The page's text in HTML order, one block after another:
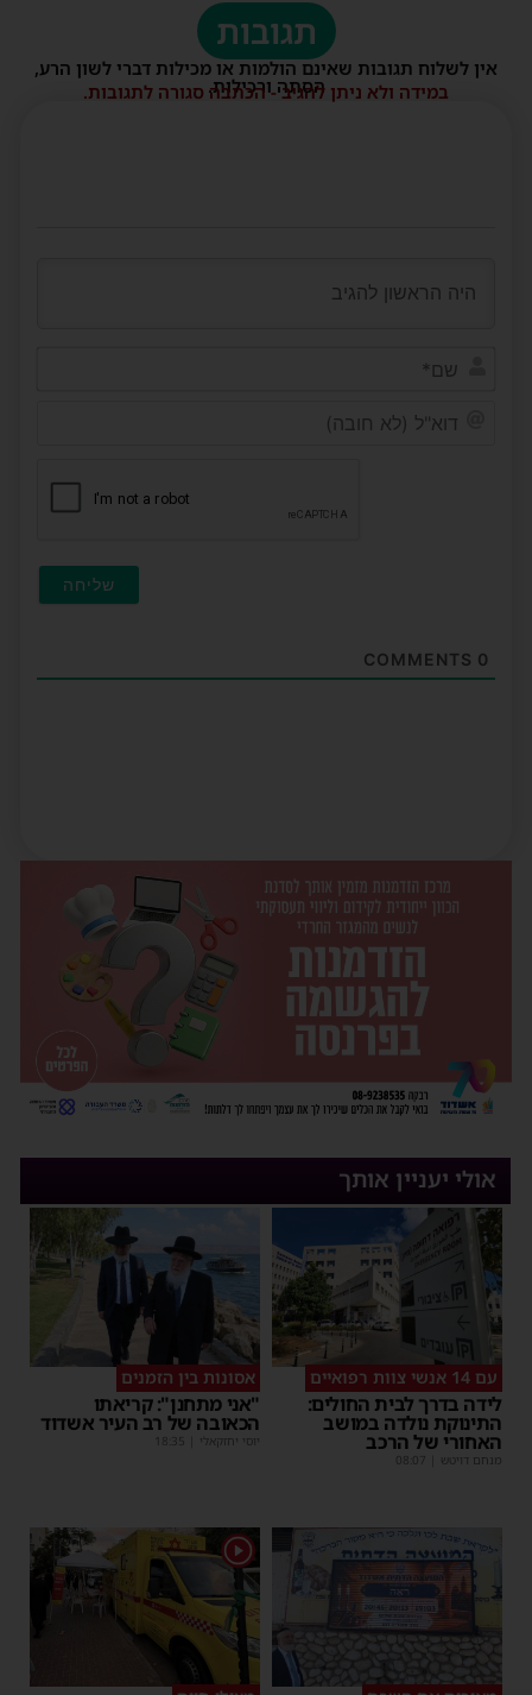
תגובות
אין לשלוח תגובות שאינם הולמות או מכילות דברי לשון הרע,
הסתה ורכילות.
במידה ולא ניתן להגיב - הכתבה סגורה לתגובות.
0
אולי יעניין אותך
עם 14 אנשי צוות רפואיים
לידה בדרך לבית החולים:
התינוקת נולדה במושב
האחורי של הרכב
מנחם דויטש 08:07
אסונות בין הזמנים
"אני מתחנן": קריאתו
הכאובה של רב העיר אשדוד
יוסי יחזקאלי 18:35
1